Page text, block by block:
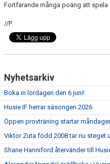
Fortfarande många poäng att spela
//P.
Nyhetsarkiv
Boka in lördagen den 6 juni!
Husie IF herrar säsongen 2026
Öppen provträning startar
Viktor Zuta född 2008 tar nu steget
Shane Hanniford återvänder till